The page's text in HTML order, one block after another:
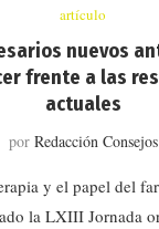
artículo
nuevos
frente a las
actuales
por Redacción Consejos
y el papel del
la LXIII Jornada